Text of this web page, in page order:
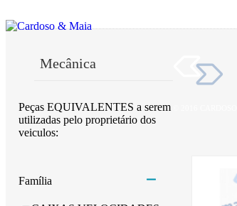
Mecânica
Peças EQUIVALENTES a serem
utilizadas pelo proprietário dos
veiculos:
Família